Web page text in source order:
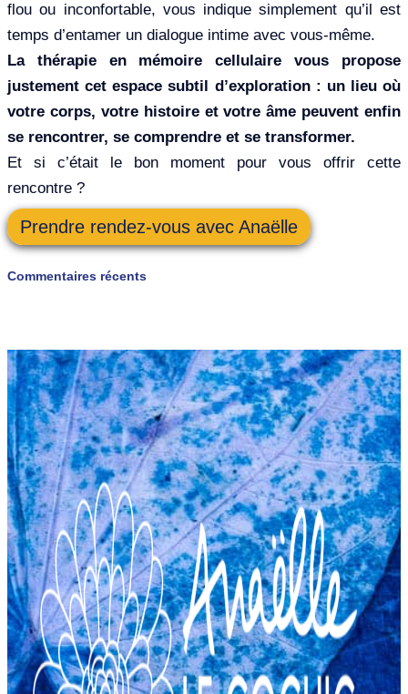
flou ou inconfortable, vous indique simplement qu’il est
temps d’entamer un dialogue intime avec vous-même.
La thérapie en mémoire cellulaire vous propose
justement cet espace subtil d’exploration : un lieu où
votre corps, votre histoire et votre âme peuvent enfin
se rencontrer, se comprendre et se transformer.
Et si c’était le bon moment pour vous offrir cette
rencontre ?
Prendre rendez-vous avec Anaëlle
Commentaires récents